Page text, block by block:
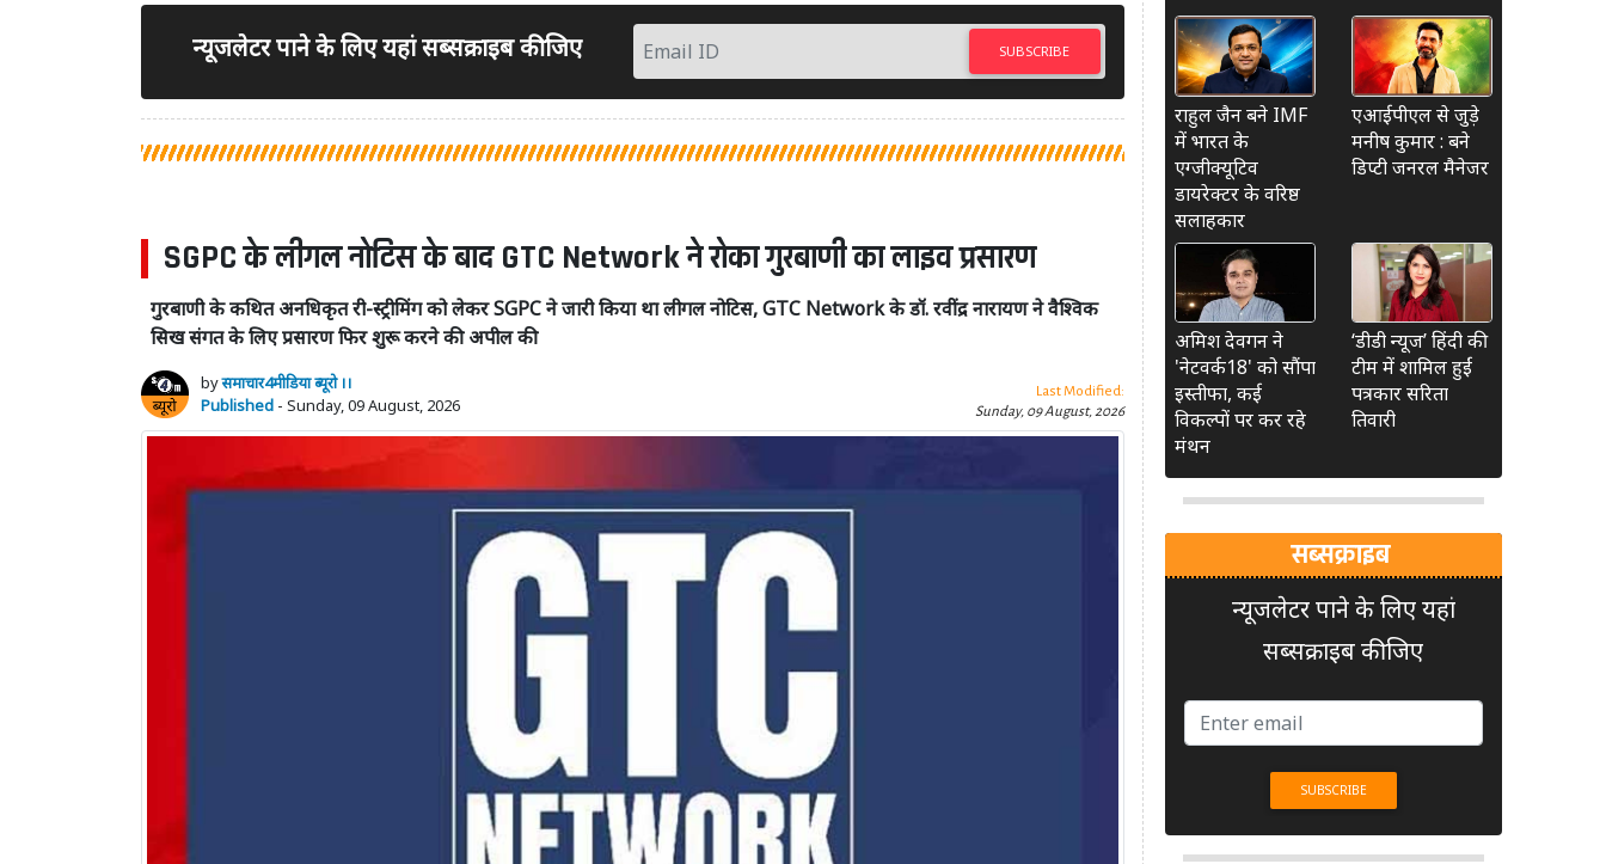
न्यूजलेटर पाने के लिए यहां सब्सक्राइब कीजिए SUBSCRIBE
SGPC के लीगल नोटिस के बाद GTC Network ने रोका गुरबाणी का लाइव प्रसारण
गुरबाणी के कथित अनधिकृत री-स्ट्रीमिंग को लेकर SGPC ने जारी किया था लीगल नोटिस, GTC Network के डॉ. रवींद्र नारायण ने वैश्विक
सिख संगत के लिए प्रसारण फिर शुरू करने की अपील की
byसमाचार4मीडिया ब्यूरो ।।
Published - Sunday, 09 August, 2026
Last Modified:
Sunday, 09 August, 2026
राहुल जैन बने IMF
में भारत के
एग्जीक्यूटिव
डायरेक्टर के वरिष्ठ
सलाहकार
एआईपीएल से जुड़े
मनीष कुमार : बने
डिप्टी जनरल मैनेजर
अमिश देवगन ने
'नेटवर्क18' को सौंपा
इस्तीफा, कई
विकल्पों पर कर रहे
मंथन
‘डीडी न्यूज’ हिंदी की
टीम में शामिल हुईं
पत्रकार सरिता
तिवारी
सब्सक्राइब
न्यूजलेटर पाने के लिए यहां
सब्सक्राइब कीजिए